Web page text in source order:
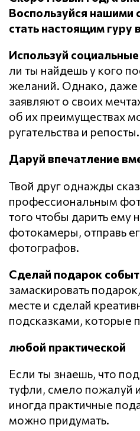
Воспользуйся нашими
стать настоящим гуру
Используй социальные
ли ты найдешь у кого
желаний. Однако, даже
заявляют о своих
об их преимуществах
ругательства и репосты.
Даруй впечатление
Твой друг однажды
профессиональным
того чтобы дарить ему
фотокамеры, отправь
фотографов.
Сделай подарок
замаскировать
месте и сделай
подсказками, которые
любой практической
Если ты знаешь, что
туфли, смело пожалуй
иногда практичные
можно придумать.